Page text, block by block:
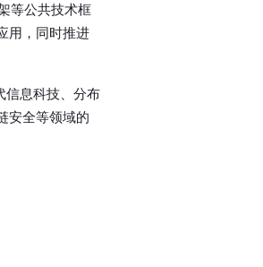
等公共技术框
用，同时推进
信息科技、分布
安全等领域的